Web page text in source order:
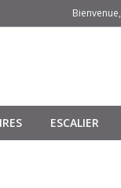
Bienvenue,
ESCALIER